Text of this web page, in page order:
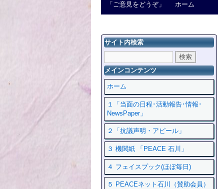
「ご意見をどうぞ」 ホーム
サイト内検索
メインコンテンツ
ホーム
１「当面の日程･活動報告･情報･
NewsPaper」
２「抗議声明・アピール」
３ 機関紙 「PEACE 石川」
４ フェイスプック(ほぼ毎日)
５ PEACEネット石川（賛助会員）